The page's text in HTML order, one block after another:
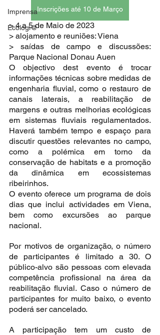
Imprensa
Ecologi@
Inscrições até 10 de Março
> 4 a 5 de Maio de 2023
> alojamento e reuniões: Viena
> saídas de campo e discussões:
Parque Nacional Donau Auen
O objectivo dest evento é trocar
informações técnicas sobre medidas de
engenharia fluvial, como o restauro de
canais laterais, a reabilitação de
margens e outras melhorias ecológicas
em sistemas fluviais regulamentados.
Haverá também tempo e espaço para
discutir questões relevantes no campo,
como a polémica em torno da
conservação de habitats e a promoção
da dinâmica em ecossistemas
ribeirinhos.
O evento oferece um programa de dois
dias que inclui actividades em Viena,
bem como excursões ao parque
nacional.
Por motivos de organização, o número
de participantes é limitado a 30. O
público-alvo são pessoas com elevada
competência profissional na área da
reabilitação fluvial. Caso o número de
participantes for muito baixo, o evento
poderá ser cancelado.